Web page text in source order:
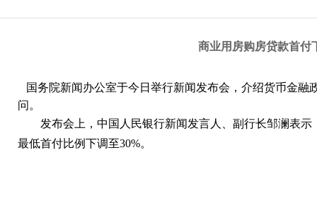
商业用房购房贷款首付
国务院新闻办公室于今日举行新闻发布会，介绍货币金融
问。
发布会上，中国人民银行新闻发言人、副行长邹澜表
最低首付比例下调至30%。